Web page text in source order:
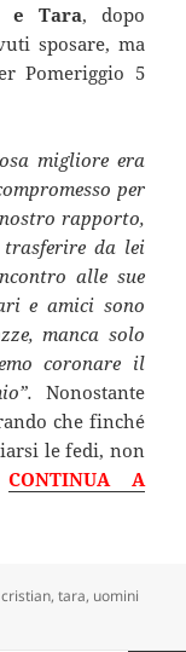
e Tara, dopo
sposare, ma
Pomeriggio 5
migliore era
per
rapporto,
da lei
alle sue
e amici sono
manca solo
coronare il
Nonostante
che finché
le fedi, non
CONTINUA A
Tag
cristian,tara, uomini
l’inaspettato